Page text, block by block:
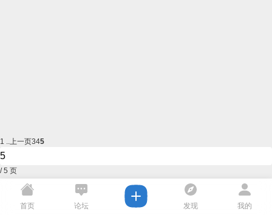
1 ..上一页345
/ 5 页
首页 论坛 发现 我的